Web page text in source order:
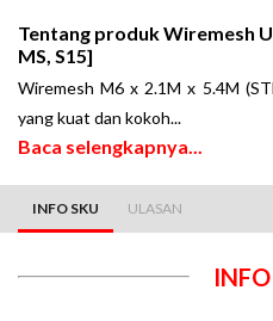
Tentang produkWiremesh
MS, S15]
Wiremesh M6 x 2.1M x 5.4M
yang kuat dan kokoh...
Baca selengkapnya...
INFO SKU ULASAN